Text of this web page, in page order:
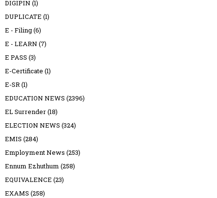
DIGIPIN (1)
DUPLICATE (1)
E - Filing(6)
E - LEARN (7)
E PASS (3)
E-Certificate (1)
E-SR(1)
EDUCATION NEWS (2396)
EL Surrender(18)
ELECTION NEWS (324)
EMIS (284)
Employment News (253)
Ennum Ezhuthum (258)
EQUIVALENCE (23)
EXAMS (258)